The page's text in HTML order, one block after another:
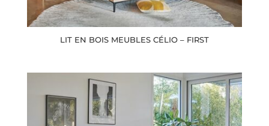
LIT EN BOIS MEUBLES CÉLIO – FIRST